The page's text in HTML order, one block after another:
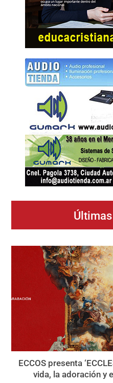
ECCOS presenta
vida, la adoración y